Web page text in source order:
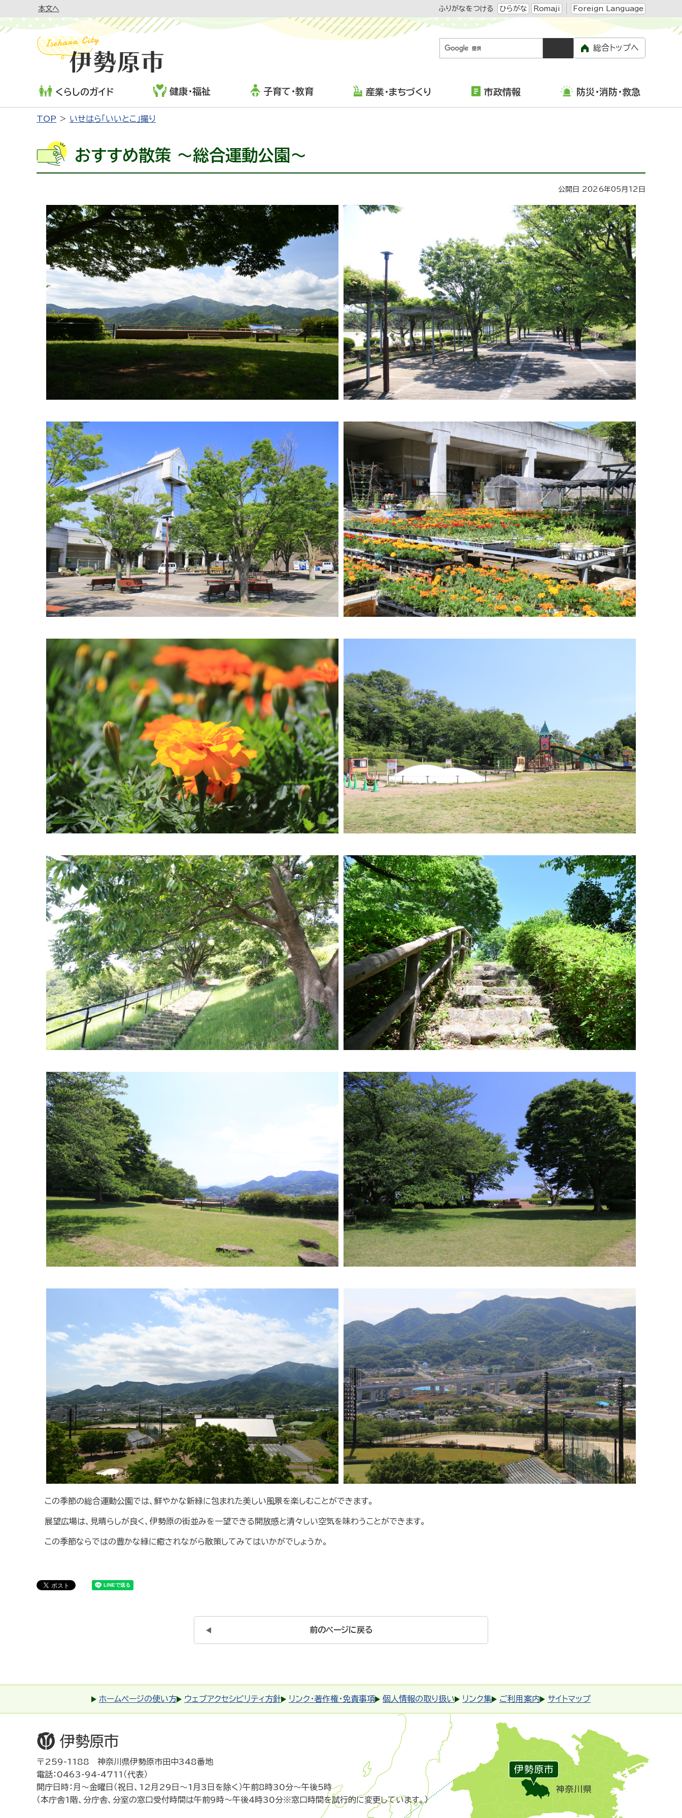
本文へ ふりがなをつける ひらがな Romaji Foreign Language
総合トップへ
くらしのガイド 健康・福祉 子育て・教育 産業・まちづくり 市政情報 防災・消防・救急
TOP いせはら「いいとこ」撮り
おすすめ散策 ～総合運動公園～
公開日 2026年05月12日
この季節の総合運動公園では、鮮やかな新緑に包まれた美しい風景を楽しむことができます。
展望広場は、見晴らしが良く、伊勢原の街並みを一望できる開放感と清々しい空気を味わうことができます。
この季節ならではの豊かな緑に癒されながら散策してみてはいかがでしょうか。
前のページに戻る
ホームページの使い方 ウェブアクセシビリティ方針 リンク・著作権・免責事項 個人情報の取り扱い リンク集 ご利用案内 サイトマップ
〒259-1188 神奈川県伊勢原市田中348番地
電話：0463-94-4711（代表）
開庁日時：月～金曜日（祝日、12月29日～1月3日を除く）午前8時30分～午後5時
（本庁舎1階、分庁舎、分室の窓口受付時間は午前9時～午後4時30分※窓口時間を試行的に変更しています。）